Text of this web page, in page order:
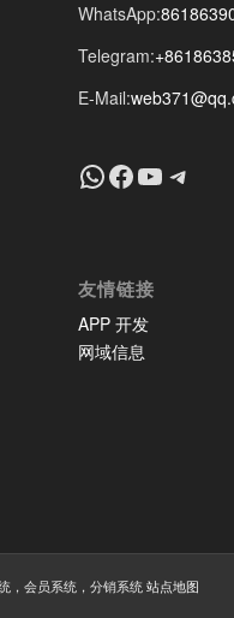
WhatsApp:
Telegram:
E-Mail:
Facebook
YouTube
友情链接
APP 开发
网域信息
，会员系统，分销系统 站点地图